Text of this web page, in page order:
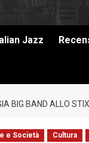
Jazz
BIG BAND ALLO
e Società Cultura